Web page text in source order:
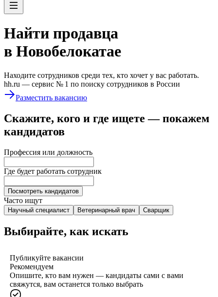
Найти продавца
в Новобелокатае
Находите сотрудников среди тех, кто хочет у вас работать.
hh.ru — сервис № 1 по поиску сотрудников в России
Разместить вакансию
Скажите, кого и где ищете — покажем
кандидатов
Профессия или должность
Где будет работать сотрудник
Посмотреть кандидатов
Часто ищут
Научный специалист Ветеринарный врач Сварщик
Выбирайте, как искать
Публикуйте вакансии
Рекомендуем
Опишите, кто вам нужен — кандидаты сами с вами
свяжутся, вам останется только выбрать